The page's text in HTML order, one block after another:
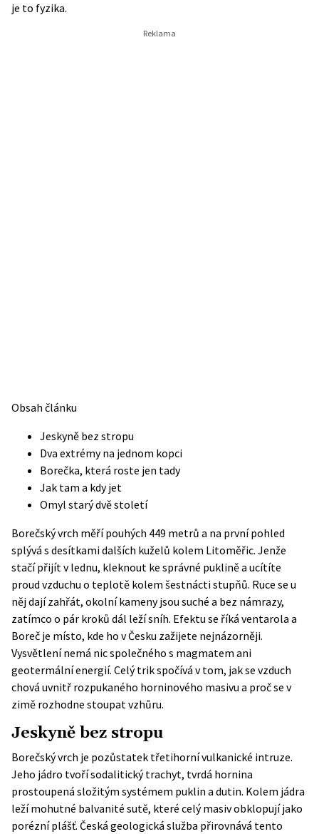
je to fyzika.
Obsah článku
Jeskyně bez stropu
Dva extrémy na jednom kopci
Borečka, která roste jen tady
Jak tam a kdy jet
Omyl starý dvě století
Borečský vrch měří pouhých 449 metrů a na první pohled
splývá s desítkami dalších kuželů kolem Litoměřic. Jenže
stačí přijít v lednu, kleknout ke správné puklině a ucítíte
proud vzduchu o teplotě kolem šestnácti stupňů. Ruce se u
něj dají zahřát, okolní kameny jsou suché a bez námrazy,
zatímco o pár kroků dál leží sníh. Efektu se říká ventarola a
Boreč je místo, kde ho v Česku zažijete nejnázorněji.
Vysvětlení nemá nic společného s magmatem ani
geotermální energií. Celý trik spočívá v tom, jak se vzduch
chová uvnitř rozpukaného horninového masivu a proč se v
zimě rozhodne stoupat vzhůru.
Jeskyně bez stropu
Borečský vrch je pozůstatek třetihorní vulkanické intruze.
Jeho jádro tvoří sodalitický trachyt, tvrdá hornina
prostoupená složitým systémem puklin a dutin. Kolem jádra
leží mohutné balvanité sutě, které celý masiv obklopují jako
porézní plášť. Česká geologická služba přirovnává tento